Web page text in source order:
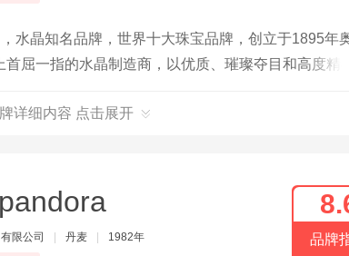
水晶知名品牌，世界十大珠宝品牌，创立于1895年
屈一指的水晶制造商，以优质、璀璨夺目和高度精
详细内容 点击展开
限公司 丹麦 1982年 品牌